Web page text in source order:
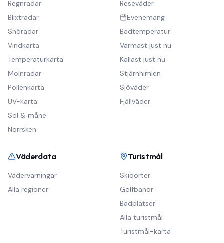
Regnradar
Blixtradar
Snöradar
Vindkarta
Temperaturkarta
Molnradar
Pollenkarta
UV-karta
Sol & måne
Norrsken
Reseväder
Evenemang
Badtemperatur
Varmast just nu
Kallast just nu
Stjärnhimlen
Sjöväder
Fjällväder
Väderdata
Vädervarningar
Alla regioner
Turistmål
Skidorter
Golfbanor
Badplatser
Alla turistmål
Turistmål-karta